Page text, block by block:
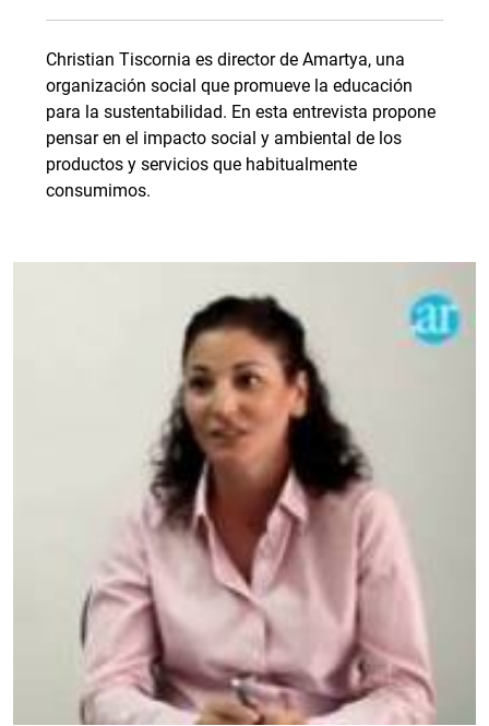
Christian Tiscornia es director de Amartya, una
organización social que promueve la educación
para la sustentabilidad. En esta entrevista propone
pensar en el impacto social y ambiental de los
productos y servicios que habitualmente
consumimos.